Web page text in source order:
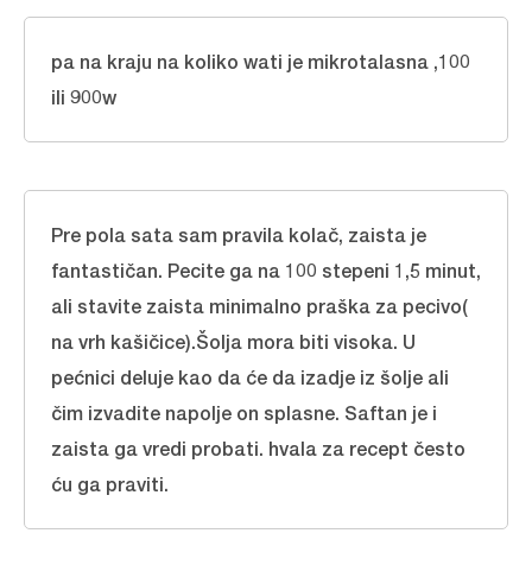
pa na kraju na koliko wati je mikrotalasna ,100
ili 900w
Pre pola sata sam pravila kolač, zaista je
fantastičan. Pecite ga na 100 stepeni 1,5 minut,
ali stavite zaista minimalno praška za pecivo(
na vrh kašičice).Šolja mora biti visoka. U
pećnici deluje kao da će da izadje iz šolje ali
čim izvadite napolje on splasne. Saftan je i
zaista ga vredi probati. hvala za recept često
ću ga praviti.